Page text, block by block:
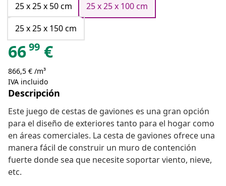
25 x 25 x 50 cm
25 x 25 x 100 cm
25 x 25 x 150 cm
6699 €
866,5 € /m³
IVA incluido
Descripción
Este juego de cestas de gaviones es una gran opción
para el diseño de exteriores tanto para el hogar como
en áreas comerciales. La cesta de gaviones ofrece una
manera fácil de construir un muro de contención
fuerte donde sea que necesite soportar viento, nieve,
etc.